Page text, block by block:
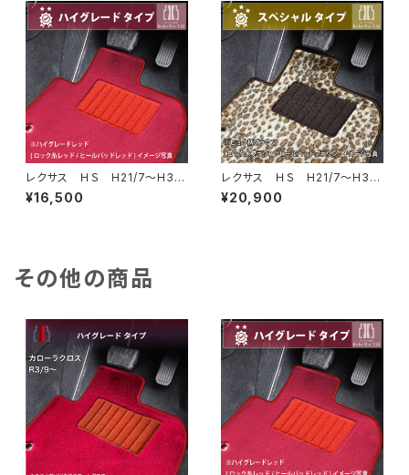
レクサス ＨＳ H21/7〜H30/
3 ANF10 フロアマット一
式 カーマット ハイグレードタ
¥16,500
レクサス ＨＳ H21/7〜H30/
3 ANF10 フロアマット一
式 カーマット スペシャルタイ
¥20,900
その他の商品